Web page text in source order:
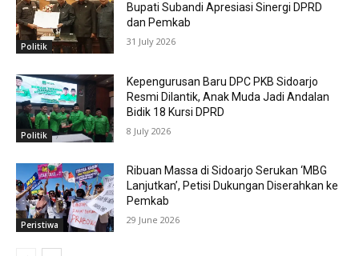
Politik
Bupati Subandi Apresiasi Sinergi DPRD
dan Pemkab
31 July 2026
Politik
Kepengurusan Baru DPC PKB Sidoarjo
Resmi Dilantik, Anak Muda Jadi Andalan
Bidik 18 Kursi DPRD
8 July 2026
Peristiwa
Ribuan Massa di Sidoarjo Serukan ‘MBG
Lanjutkan’, Petisi Dukungan Diserahkan ke
Pemkab
29 June 2026